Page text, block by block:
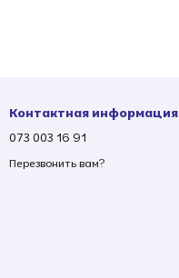
Контактная информация
073 003 16 91
Перезвонить вам?